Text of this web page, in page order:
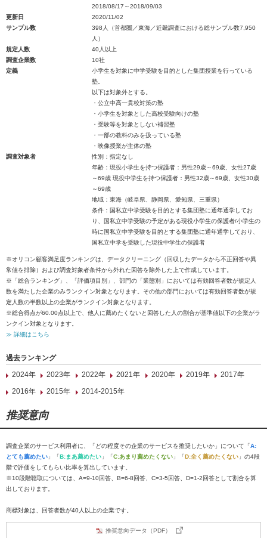
2018/08/17～2018/09/03
更新日
2020/11/02
サンプル数
398人（首都圏／東海／近畿調査における総サンプル数7,950
人）
規定人数
40人以上
調査企業数
10社
定義
小学生を対象に中学受験を目的とした集団授業を行っている
塾。
以下は対象外とする。
・公立中高一貫校対策の塾
・小学生を対象とした高校受験向けの塾
・受験等を対象としない補習塾
・一部の教科のみを扱っている塾
・映像授業が主体の塾
調査対象者
性別：指定なし
年齢：現役小学生を持つ保護者：男性29歳～69歳、女性27歳
～69歳 現役中学生を持つ保護者：男性32歳～69歳、女性30歳
～69歳
地域：東海（岐阜県、静岡県、愛知県、三重県）
条件：国私立中学受験を目的とする集団塾に通年通学してお
り、国私立中学受験の予定がある現役小学生の保護者/小学生の
時に国私立中学受験を目的とする集団塾に通年通学しており、
国私立中学を受験した現役中学生の保護者
※オリコン顧客満足度ランキングは、データクリーニング（回収したデータから不正回答や異
常値を排除）および調査対象者条件から外れた回答を除外した上で作成しています。
※「総合ランキング」、「評価項目別」、部門の「業態別」においては有効回答者数が規定人
数を満たした企業のみランクイン対象となります。その他の部門においては有効回答者数が規
定人数の半数以上の企業がランクイン対象となります。
※総合得点が60.00点以上で、他人に薦めたくないと回答した人の割合が基準値以下の企業がラ
ンクイン対象となります。
≫ 詳細はこちら
過去ランキング
2024年
2023年 2022年 2021年 2020年 2019年
2017年
2016年
2015年 2014-2015年
推奨意向
調査企業のサービス利用者に、「どの程度その企業のサービスを推奨したいか」について「A:
とても薦めたい 」「B:まあ薦めたい 」「C:あまり薦めたくない 」「D:全く薦めたくない 」の4段
階で評価をしてもらい比率を算出しています。
※10段階聴取については、A=9-10回答、B=6-8回答、C=3-5回答、D=1-2回答として割合を算
出しております。
商標対象は、回答者数が40人以上の企業です。
推奨意向データ（PDF）